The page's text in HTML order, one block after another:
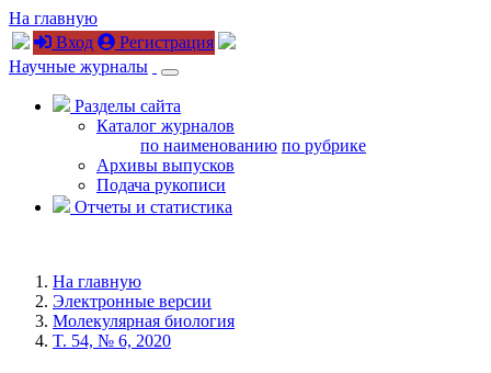
На главную
Вход
Регистрация
Научные журналы
Разделы сайта
Каталог журналов
по наименованию по рубрике
Архивы выпусков
Подача рукописи
Отчеты и статистика
На главную
Электронные версии
Молекулярная биология
T. 54, № 6, 2020